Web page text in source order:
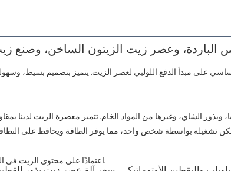
اعتمادًا على محتوى الزيت في المحصول المحدد الذي تقوم بعصره، ستستخرج الآلة حوالي 90٪ - 95٪ من المادة.